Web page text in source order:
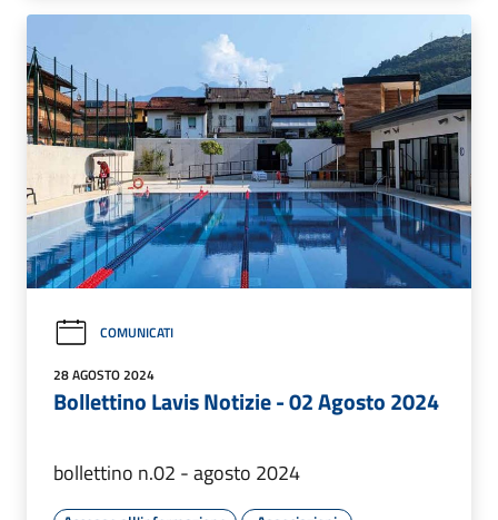
COMUNICATI
28 AGOSTO 2024
Bollettino Lavis Notizie - 02 Agosto 2024
bollettino n.02 - agosto 2024